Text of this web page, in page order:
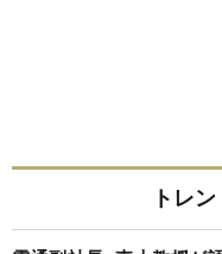
トレ